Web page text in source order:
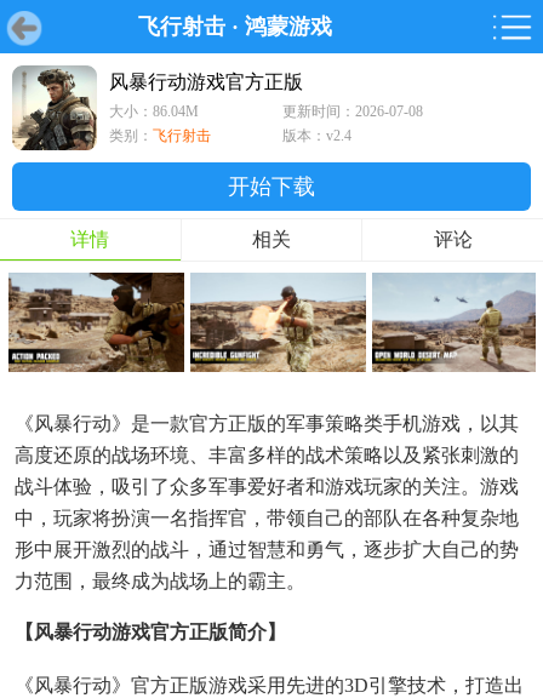
飞行射击 · 鸿蒙游戏
首页 游戏 软件 鸿蒙游戏
首页 游戏 软件 鸿蒙
游戏
鸿蒙
软件
专题
风暴行动游戏官方正版
大小：86.04M
更新时间：2026-07-08
类别： 飞行射击 版本：v2.4
开始下载
详情 相关 评论
《风暴行动》是一款官方正版的军事策略类手机游戏，以其
高度还原的战场环境、丰富多样的战术策略以及紧张刺激的
战斗体验，吸引了众多军事爱好者和游戏玩家的关注。游戏
中，玩家将扮演一名指挥官，带领自己的部队在各种复杂地
形中展开激烈的战斗，通过智慧和勇气，逐步扩大自己的势
力范围，最终成为战场上的霸主。
【风暴行动游戏官方正版简介】
《风暴行动》官方正版游戏采用先进的3D引擎技术，打造出